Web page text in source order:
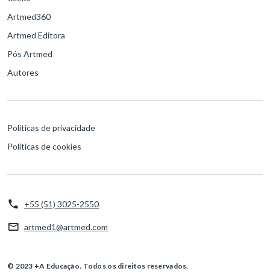
Artmed360
Artmed Editora
Pós Artmed
Autores
Políticas de privacidade
Políticas de cookies
+55 (51) 3025-2550
artmed1@artmed.com
© 2023 +A Educação. Todos os direitos reservados.